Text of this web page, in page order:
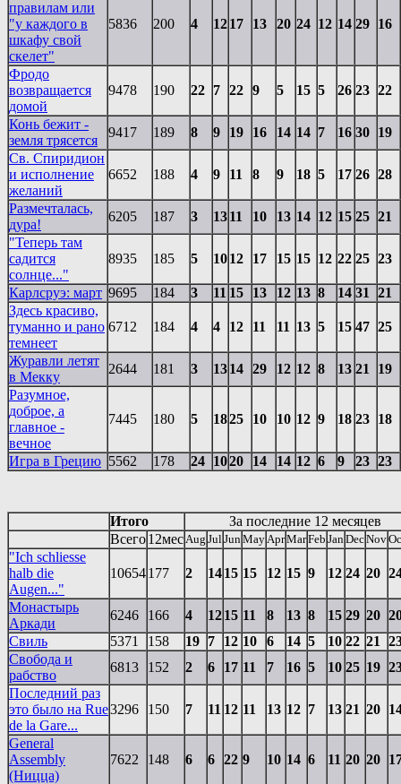
правилам или
"у каждого в
шкафу свой
скелет"
5836 200 4 1217 13 20 24 12 14 29 16
Фродо
возвращается
домой
9478 190 22 7 22 9 5 15 5 26 23 22
Конь бежит -
земля трясется
9417 189 8 9 19 16 14 14 7 16 30 19
Св. Спиридион
и исполнение
желаний
6652 188 4 9 11 8 9 18 5 17 26 28
Размечталась,
дура!
6205 187 3 1311 10 13 14 12 15 25 21
"Теперь там
садится
солнце..."
8935 185 5 1012 17 15 15 12 22 25 23
Карлсруэ: март 9695 184 3 11 15 13 12 13 8 14 31
21
Здесь красиво,
туманно и рано
темнеет
6712 184 4 4 12 11 11 13 5 15 47 25
Журавли летят
в Мекку
2644 181 3 1314 29 12 12 8 13 21
19
Разумное,
доброе, а
главное -
вечное
7445 180 5 1825 10 10 12 9 18 23 18
Игра в Грецию 5562 178 24 1020 14 14 12 6 9 23 23
Итого
За последние 12 месяцев
Всего12мес Aug Jul Jun May AprMarFeb Jan DecNov
"Ich schliesse
halb die
Augen..."
10654177 2 1415 15 12 15 9 12 24 20
Монастырь
Аркади
6246 166 4 1215 11 8 13 8 15 29 20
Свиль
5371 158 19 7 12 10 6 14 5 10 22 21
Свобода и
рабство
6813 152 2 6 17 11 7 16 5 10 25 19
Последний раз
это было на Rue
de la Gare...
3296 150 7 11 12 11 13 12 7 13 21 20
General
Assembly
(Ницца)
7622 148 6 6 22 9 10 14 6 11 20 20